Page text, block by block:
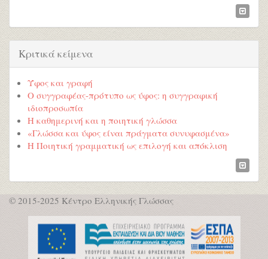
Κριτικά κείμενα
Ύφος και γραφή
Ο συγγραφέας-πρότυπο ως ύφος: η συγγραφική
ιδιοπροσωπία
Η καθημερινή και η ποιητική γλώσσα
«Γλώσσα και ύφος είναι πράγματα συνυφασμένα»
Η Ποιητική γραμματική ως επιλογή και απόκλιση
© 2015-2025 Κέντρο Ελληνικής Γλώσσας